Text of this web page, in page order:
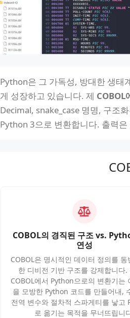
Python은 그 가독성, 방대한 생태
게 성장하고 있습니다. 제
Decimal, snake_case 명명, 구조
Python 3으로 변환합니다. 출력
COBOL의 경직된 구조 vs.
연성
COBOL은 명시적인 데이터 정의를 동
한 디비전 기반 구조를 강제합니다.
COBOL에서 Python으로의 변환기는
을 모방한 Python 코드를 만들어내,
전역 변수와 절차적 스파게티를 낳고
로 옮기는 목적을 무너뜨립니